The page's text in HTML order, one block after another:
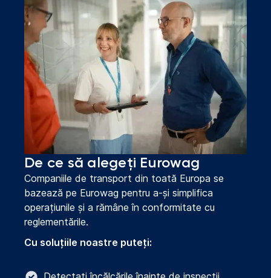
De ce să alegeți Eurowag
Companiile de transport din toată Europa se
bazează pe Eurowag pentru a-și simplifica
operațiunile și a rămâne în conformitate cu
reglementările.
Cu soluțiile noastre puteți: